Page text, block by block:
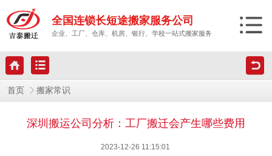
全国连锁长短途搬家服务公司
企业、工厂、仓库、机房、银行、学校一站式搬家服务
首页 搬家常识
深圳搬运公司分析：工厂搬迁会产生哪些费用
2023-12-26 11:15:01